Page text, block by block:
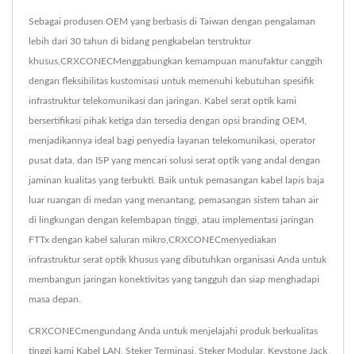
Sebagai produsen OEM yang berbasis di Taiwan dengan pengalaman
lebih dari 30 tahun di bidang pengkabelan terstruktur
khusus,CRXCONECMenggabungkan kemampuan manufaktur canggih
dengan fleksibilitas kustomisasi untuk memenuhi kebutuhan spesifik
infrastruktur telekomunikasi dan jaringan. Kabel serat optik kami
bersertifikasi pihak ketiga dan tersedia dengan opsi branding OEM,
menjadikannya ideal bagi penyedia layanan telekomunikasi, operator
pusat data, dan ISP yang mencari solusi serat optik yang andal dengan
jaminan kualitas yang terbukti. Baik untuk pemasangan kabel lapis baja
luar ruangan di medan yang menantang, pemasangan sistem tahan air
di lingkungan dengan kelembapan tinggi, atau implementasi jaringan
FTTx dengan kabel saluran mikro,CRXCONECmenyediakan
infrastruktur serat optik khusus yang dibutuhkan organisasi Anda untuk
membangun jaringan konektivitas yang tangguh dan siap menghadapi
masa depan.
CRXCONECmengundang Anda untuk menjelajahi produk berkualitas
tinggi kami Kabel LAN Steker Terminasi Steker Modular, Keystone Jack